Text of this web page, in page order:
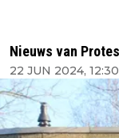
Nieuws van
22 JUN 2024, 12:30